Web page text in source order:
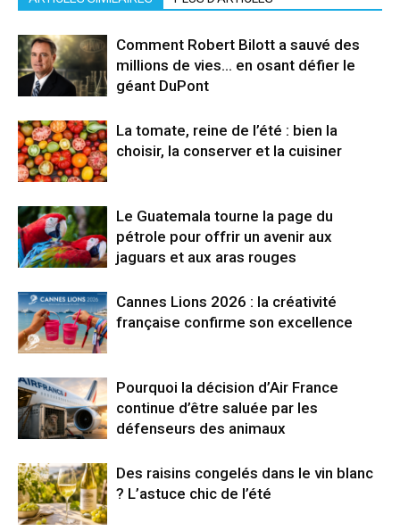
Comment Robert Bilott a sauvé des
millions de vies… en osant défier le
géant DuPont
La tomate, reine de l’été : bien la
choisir, la conserver et la cuisiner
Le Guatemala tourne la page du
pétrole pour offrir un avenir aux
jaguars et aux aras rouges
Cannes Lions 2026 : la créativité
française confirme son excellence
Pourquoi la décision d’Air France
continue d’être saluée par les
défenseurs des animaux
Des raisins congelés dans le vin blanc
? L’astuce chic de l’été